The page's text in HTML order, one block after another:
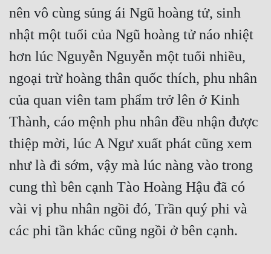
Huyền Nghi
Huyền Ảo
Hài Hước
Hệ Thống
Học Đường
Khoa Huyễn
Khoa Huyễn Không Gian
Kiếm Hiệp
Kỳ Huyễn
nên vô cùng sủng ái Ngũ hoàng tử, sinh
nhật một tuổi của Ngũ hoàng tử náo nhiệt
hơn lúc Nguyễn Nguyễn một tuổi nhiều,
ngoại trừ hoàng thân quốc thích, phu nhân
của quan viên tam phẩm trở lên ở Kinh
Thành, cáo mệnh phu nhân đều nhận được
thiệp mời, lúc A Ngư xuất phát cũng xem
như là đi sớm, vậy mà lúc nàng vào trong
cung thì bên cạnh Tào Hoàng Hậu đã có
vài vị phu nhân ngồi đó, Trần quý phi và
các phi tần khác cũng ngồi ở bên cạnh.